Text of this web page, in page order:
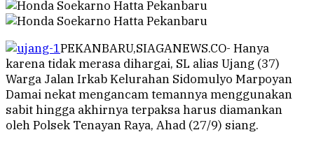
PEKANBARU,SIAGANEWS.CO- Hanya
karena tidak merasa dihargai, SL alias Ujang (37)
Warga Jalan Irkab Kelurahan Sidomulyo Marpoyan
Damai nekat mengancam temannya menggunakan
sabit hingga akhirnya terpaksa harus diamankan
oleh Polsek Tenayan Raya, Ahad (27/9) siang.